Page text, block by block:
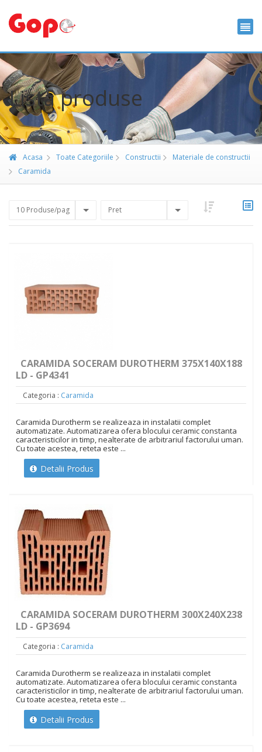
Lista produse
Acasa Toate Categoriile Constructii
Materiale de constructii
Caramida
10 Produse/pag Pret
CARAMIDA SOCERAM DUROTHERM 375X140X188
LD - GP4341
Categoria : Caramida
Caramida Durotherm se realizeaza in instalatii complet
automatizate. Automatizarea ofera blocului ceramic constanta
caracteristicilor in timp, nealterate de arbitrariul factorului uman.
Cu toate acestea, reteta este ...
Detalii Produs
CARAMIDA SOCERAM DUROTHERM 300X240X238
LD - GP3694
Categoria : Caramida
Caramida Durotherm se realizeaza in instalatii complet
automatizate. Automatizarea ofera blocului ceramic constanta
caracteristicilor in timp, nealterate de arbitrariul factorului uman.
Cu toate acestea, reteta este ...
Detalii Produs